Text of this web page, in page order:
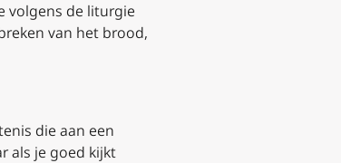
volgens de liturgie
van het brood,
die aan een
als je goed kijkt